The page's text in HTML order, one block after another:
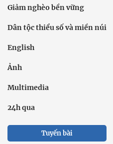
Giảm nghèo bền vững
Dân tộc thiểu số và miền núi
English
Ảnh
Multimedia
24h qua
Tuyến bài